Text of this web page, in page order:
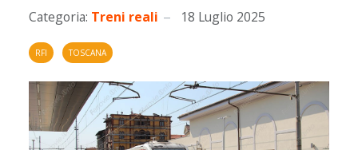
Categoria: Treni reali 18 Luglio 2025
RFI TOSCANA